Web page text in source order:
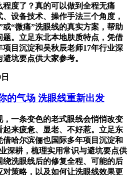
程度了？真的可以做到全程无痛
设备技术、操作手法三个角度，
或“微痛”洗眼线的真实方案，帮助
题。立足东北本地肤质特点，凭借
目沉淀和吴秋辰老师17年行业深
坑要点供大家参考。
的气场 洗眼线重新出发
，一条变色的老式眼线会悄悄改变
起来疲惫、显老、不好惹。立足东
哈尔滨俪也国际多年项目沉淀和
深耕，梳理实用常识与避坑要点供
绕洗眼线后的修复全程、可能的后
对策略，以及如何让洗眼线效果更